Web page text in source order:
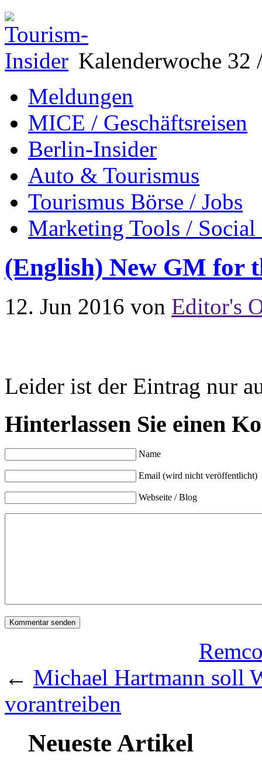
Kalenderwoche 32
Meldungen
MICE / Geschäftsreisen
Berlin-Insider
Auto & Tourismus
Tourismus Börse / Jobs
Marketing Tools /
(English) New GM for
12. Jun 2016 von Editor's
Leider ist der Eintrag nur
Hinterlassen Sie einen
Name
Email (wird nicht veröffentlicht)
Webseite / Blog
← Michael Hartmann soll
vorantreiben
Neueste Artikel